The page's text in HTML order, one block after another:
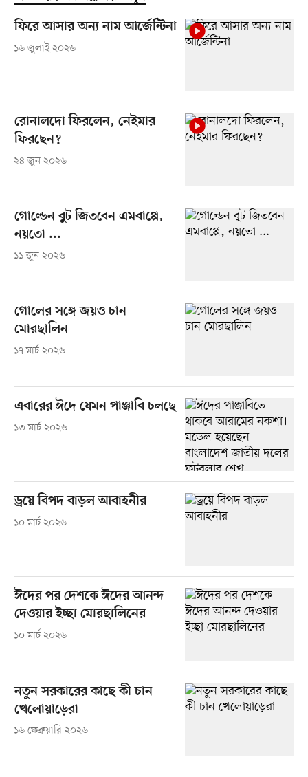
ফিরে আসার অন্য নাম আর্জেন্টিনা
১৬ জুলাই ২০২৬
রোনালদো ফিরলেন, নেইমার
ফিরছেন?
২৪ জুন ২০২৬
গোল্ডেন বুট জিতবেন এমবাপ্পে,
নয়তো ...
১১ জুন ২০২৬
গোলের সঙ্গে জয়ও চান
মোরছালিন
১৭ মার্চ ২০২৬
এবারের ঈদে যেমন পাঞ্জাবি চলছে
১৩ মার্চ ২০২৬
ড্রয়ে বিপদ বাড়ল আবাহনীর
১০ মার্চ ২০২৬
ঈদের পর দেশকে ঈদের আনন্দ
দেওয়ার ইচ্ছা মোরছালিনের
১০ মার্চ ২০২৬
নতুন সরকারের কাছে কী চান
খেলোয়াড়েরা
১৬ ফেব্রুয়ারি ২০২৬